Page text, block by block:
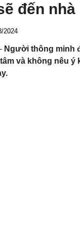
đến nhà
2024
- Người thông minh
và không nêu ý